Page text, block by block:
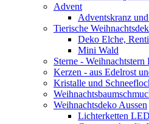
Advent
Adventskranz
Tierische
Deko Elche,
Mini Wald
Sterne - Weihnachtstern
Kerzen - aus Edelrost
Kristalle und
Weihnachtsdeko Aussen
Lichterketten LED